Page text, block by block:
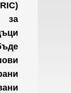
за